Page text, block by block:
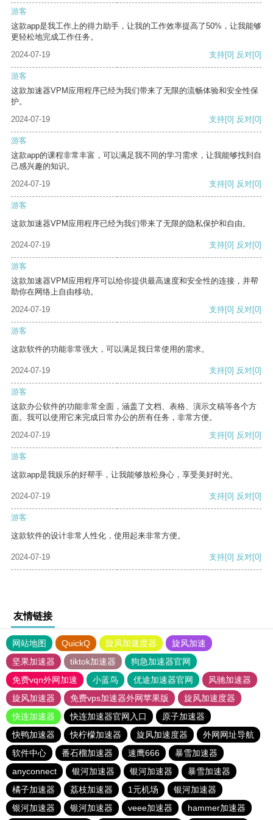
游客
这款app是我工作上的得力助手，让我的工作效率提高了50%，让我能够
更轻松地完成工作任务。
2024-07-19
支持[0] 反对[0]
游客
这款加速器VPM应用程序已经为我们带来了无限的流畅体验和安全性保
护。
2024-07-19
支持[0] 反对[0]
游客
这款app的课程非常丰富，可以满足我不同的学习需求，让我能够找到自
己感兴趣的知识。
2024-07-19
支持[0] 反对[0]
游客
这款加速器VPM应用程序已经为我们带来了无限的隐私保护和自由。
2024-07-19 支持[0] 反对[0]
游客
这款加速器VPM应用程序可以给你提供最高速度和安全性的连接，并帮
助你在网络上自由移动。
2024-07-19
支持[0] 反对[0]
游客
这款软件的功能非常强大，可以满足我日常使用的需求。
2024-07-19 支持[0] 反对[0]
游客
这款办公软件的功能非常全面，涵盖了文档、表格、演示文稿等各个方
面。我可以使用它来完成日常办公的所有任务，非常方便。
2024-07-19
支持[0] 反对[0]
游客
这款app是我娱乐的好帮手，让我能够放松身心，享受美好时光。
2024-07-19 支持[0] 反对[0]
游客
这款软件的设计非常人性化，使用起来非常方便。
2024-07-19 支持[0] 反对[0]
友情链接
网站地图 QuickQ 旋风加速度器
旋风加速
坚果加速器
tiktok加速器
狗急加速器官网
免费vqn外网加速
小蓝鸟 优途加速器官网
风驰加速器
旋风加速器
免费vps加速器外网苹果版
旋风加速度器
快连加速器
快连加速器官网入口
原子加速器
快鸭加速器
快柠檬加速器 旋风加速度器
外网网址导航
软件中心
番石榴加速器 速鹰666
暴雪加速器
anyconnect
银河加速器 银河加速器
暴雪加速器
橘子加速器
荔枝加速器 1元机场
银河加速器
银河加速器
银河加速器 veee加速器 hammer加速器